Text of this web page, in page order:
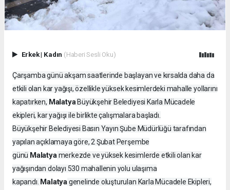
Erkek| Kadın (Haberi Sesli Oku)
Çarşamba günü akşam saatlerinde başlayan ve kırsalda daha da
etkili olan kar yağışı, özellikle yüksek kesimlerdeki mahalle yollarını
kapatırken, Malatya Büyükşehir Belediyesi Karla Mücadele
ekipleri, kar yağışı ile birlikte çalışmalara başladı.
Büyükşehir Belediyesi Basın Yayın Şube Müdürlüğü tarafından
yapılan açıklamaya göre, 2 Şubat Perşembe
günü Malatyamerkezde ve yüksek kesimlerde etkili olan kar
yağışından dolayı 530 mahallenin yolu ulaşıma
kapandı. Malatyagenelinde oluşturulan Karla Mücadele Ekipleri,